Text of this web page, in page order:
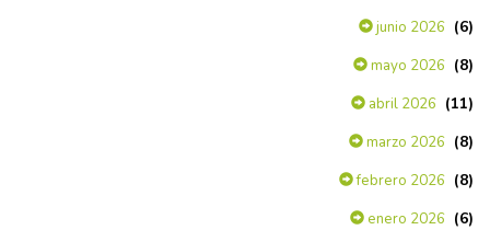
junio 2026 (6)
mayo 2026 (8)
abril 2026 (11)
marzo 2026 (8)
febrero 2026 (8)
enero 2026 (6)